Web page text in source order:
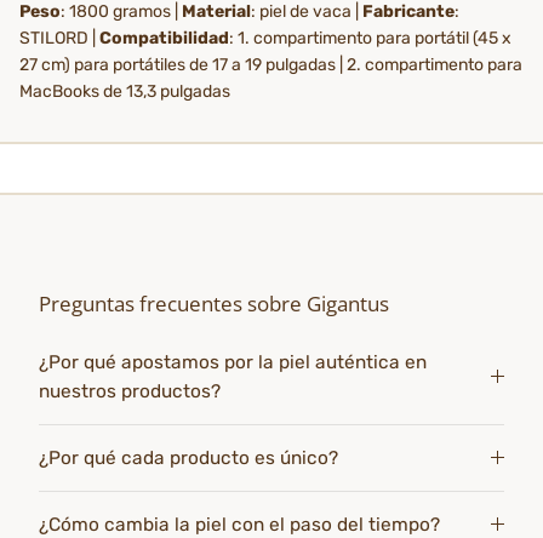
Peso: 1800 gramos | Material: piel de vaca | Fabricante:
STILORD | Compatibilidad: 1. compartimento para portátil (45 x
27 cm) para portátiles de 17 a 19 pulgadas | 2. compartimento para
MacBooks de 13,3 pulgadas
Preguntas frecuentes sobre Gigantus
¿Por qué apostamos por la piel auténtica en
nuestros productos?
¿Por qué cada producto es único?
¿Cómo cambia la piel con el paso del tiempo?